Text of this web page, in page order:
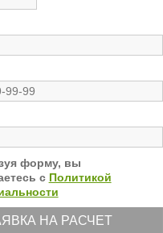
форму, вы
с Политикой